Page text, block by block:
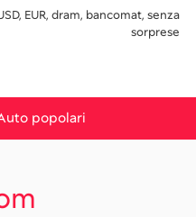
EUR, dram, bancomat, senza
sorprese
popolari